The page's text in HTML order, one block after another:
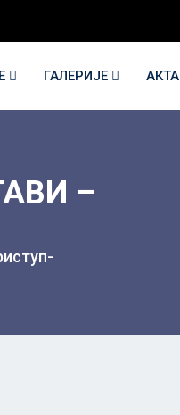
ГАЛЕРИЈЕ АКТА
–